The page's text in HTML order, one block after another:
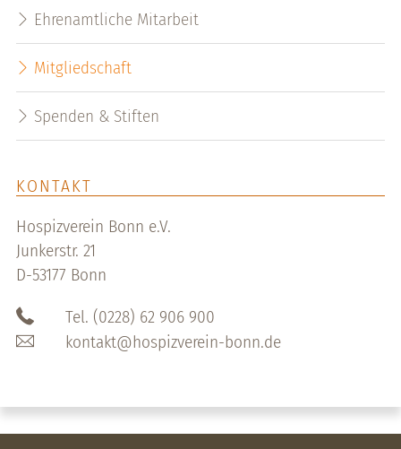
Ehrenamtliche Mitarbeit
Mitgliedschaft
Spenden & Stiften
KONTAKT
Hospizverein Bonn e.V.
Junkerstr. 21
D-53177 Bonn
Tel. (0228) 62 906 900
kontakt@hospizverein-bonn.de